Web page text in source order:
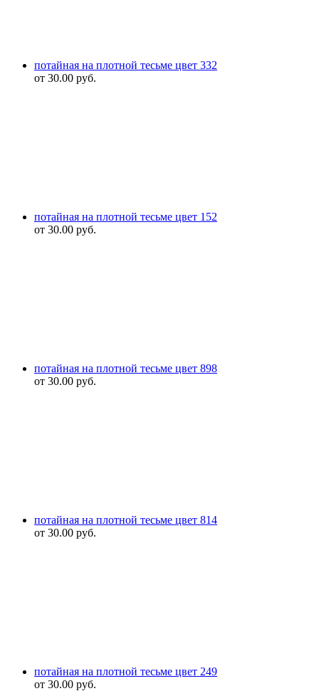
потайная на плотной тесьме цвет 332
от 30.00 руб.
потайная на плотной тесьме цвет 152
от 30.00 руб.
потайная на плотной тесьме цвет 898
от 30.00 руб.
потайная на плотной тесьме цвет 814
от 30.00 руб.
потайная на плотной тесьме цвет 249
от 30.00 руб.